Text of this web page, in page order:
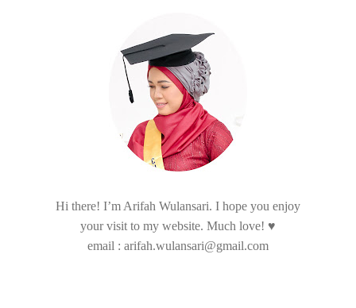
Hi there! I’m Arifah Wulansari. I hope you enjoy
your visit to my website. Much love! ♥
email : arifah.wulansari@gmail.com